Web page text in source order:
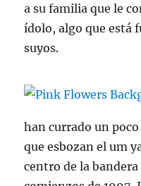
a su familia que le
ídolo, algo que está
suyos.
han currado un
que esbozan el um
centro de la bandera